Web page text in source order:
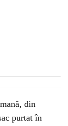
din
purtat în